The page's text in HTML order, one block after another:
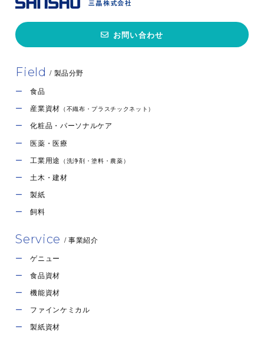
お問い合わせ
Field / 製品分野
食品
産業資材 （不織布・プラスチックネット）
化粧品・パーソナルケア
医薬・医療
工業用途 （洗浄剤・塗料・農薬）
土木・建材
製紙
飼料
Service / 事業紹介
ゲニュー
食品資材
機能資材
ファインケミカル
製紙資材